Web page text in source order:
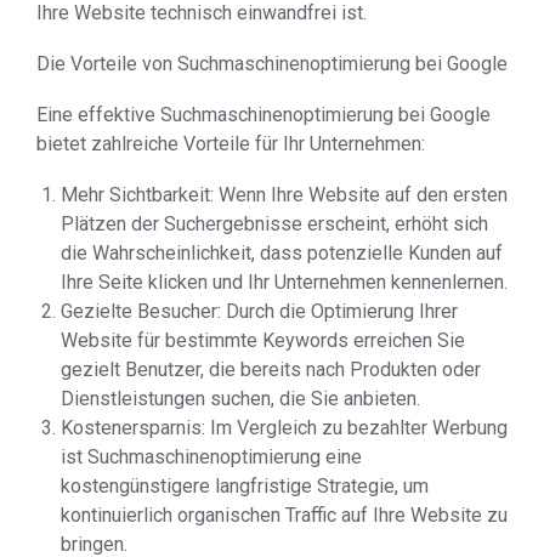
Ihre Website technisch einwandfrei ist.
Die Vorteile von Suchmaschinenoptimierung bei Google
Eine effektive Suchmaschinenoptimierung bei Google
bietet zahlreiche Vorteile für Ihr Unternehmen:
Mehr Sichtbarkeit: Wenn Ihre Website auf den ersten
Plätzen der Suchergebnisse erscheint, erhöht sich
die Wahrscheinlichkeit, dass potenzielle Kunden auf
Ihre Seite klicken und Ihr Unternehmen kennenlernen.
Gezielte Besucher: Durch die Optimierung Ihrer
Website für bestimmte Keywords erreichen Sie
gezielt Benutzer, die bereits nach Produkten oder
Dienstleistungen suchen, die Sie anbieten.
Kostenersparnis: Im Vergleich zu bezahlter Werbung
ist Suchmaschinenoptimierung eine
kostengünstigere langfristige Strategie, um
kontinuierlich organischen Traffic auf Ihre Website zu
bringen.